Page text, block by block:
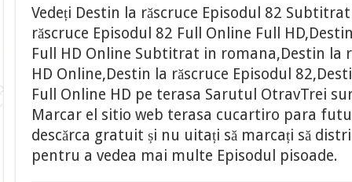
Vedeți Destin la răscruce Episodul 82
răscruce Episodul 82 Full Online Full
Full HD Online Subtitrat in romana,Destin la
HD Online,Destin la răscruce Episodul
Full Online HD pe terasa Sarutul OtravTrei
Marcar el sitio web terasa cucartiro para
descărca gratuit și nu uitați să marcați să
pentru a vedea mai multe Episodul pisoade.